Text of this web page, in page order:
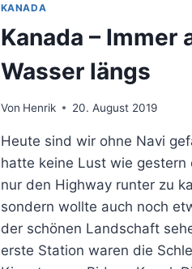
KANADA
Kanada – Immer
Wasser längs
Von Henrik 20. August 2019
Heute sind wir ohne Navi
hatte keine Lust wie gestern
nur den Highway runter zu
sondern wollte auch noch
der schönen Landschaft
erste Station waren die